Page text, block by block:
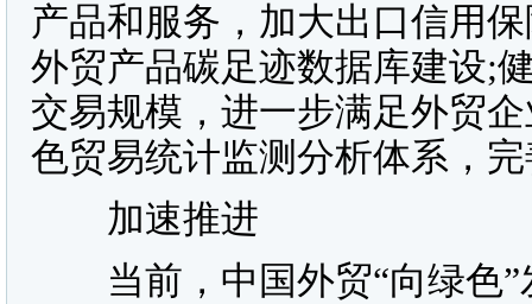
产品和服务，加大出口信用
外贸产品碳足迹数据库建设;
交易规模，进一步满足外贸
色贸易统计监测分析体系，
加速推进
当前，中国外贸“向绿色”